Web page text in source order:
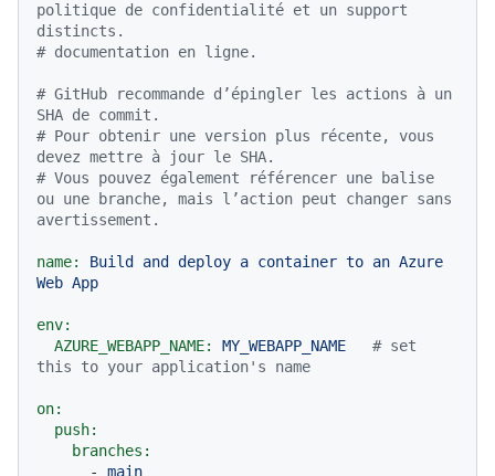
politique de confidentialité et un support
distincts.
# documentation en ligne.
# GitHub recommande d’épingler les actions à un
SHA de commit.
# Pour obtenir une version plus récente, vous
devez mettre à jour le SHA.
# Vous pouvez également référencer une balise
ou une branche, mais l’action peut changer sans
avertissement.
name: Build and deploy a container to an Azure
Web App
env:
AZURE_WEBAPP_NAME:
MY_WEBAPP_NAME
# set
this to your application's name
on:
push:
branches:
-
main